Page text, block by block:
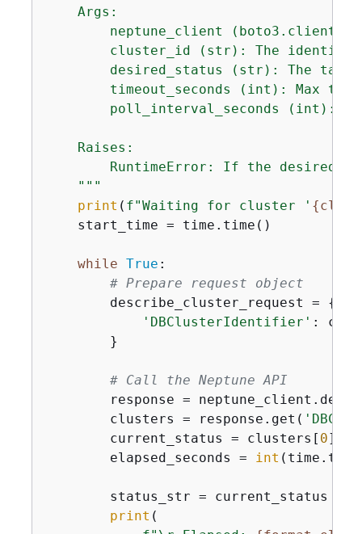
    Args:
neptune_client (boto3.client):
cluster_id (str): The
desired_status (str): The
timeout_seconds (int): Max
poll_interval_seconds (int):
    Raises:
RuntimeError: If the desired
    """
print ( f"Waiting for cluster ' {
    start_time = time.time()
while True :
# Prepare request object
        describe_cluster_request =
{
'DBClusterIdentifier' :
        }
# Call the Neptune API
response =
        clusters = response.get(
        current_status = clusters[
0
        elapsed_seconds =
int
        status_str = current_status
print (